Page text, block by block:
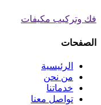
فك وتركيب مكيفات
الصفحات
الرئيسية
من نحن
خدماتنا
تواصل معنا